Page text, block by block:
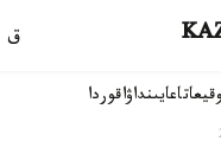
ق
تاعايىنداۋاقوردا